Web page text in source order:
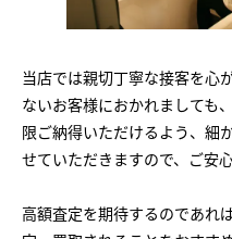
当店では親切丁寧な接客を心
ないお客様におかれましても
限ご納得いただけるよう、細
せていただきますので、ご安
高額査定を期待するのであれ